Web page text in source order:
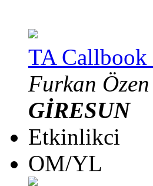
TA Callbook
Furkan Özen
GİRESUN
Etkinlikci
OM/YL